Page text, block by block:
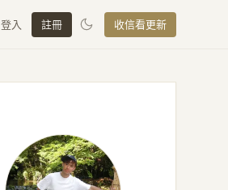
登入 註冊 收信看更新